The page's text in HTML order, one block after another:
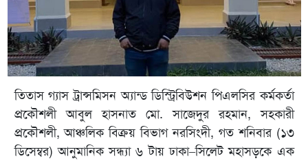
তিতাস গ্যাস ট্রান্সমিসন অ্যান্ড ডিস্ট্রিবিউশন পিএলসির কর্মকর্তা
প্রকৌশলী আবুল হাসনাত মো. সাজেদুর রহমান, সহকারী
প্রকৌশলী, আঞ্চলিক বিক্রয় বিভাগ নরসিংদী, গত শনিবার (১৩
ডিসেম্বর) আনুমানিক সন্ধ্যা ৬ টায় ঢাকা–সিলেট মহাসড়কে এক